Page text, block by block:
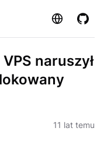
Strona
naruszył
11 lat temu